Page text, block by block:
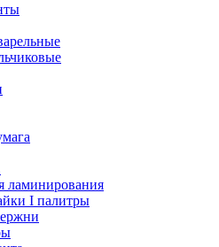
ламинирования
I палитры